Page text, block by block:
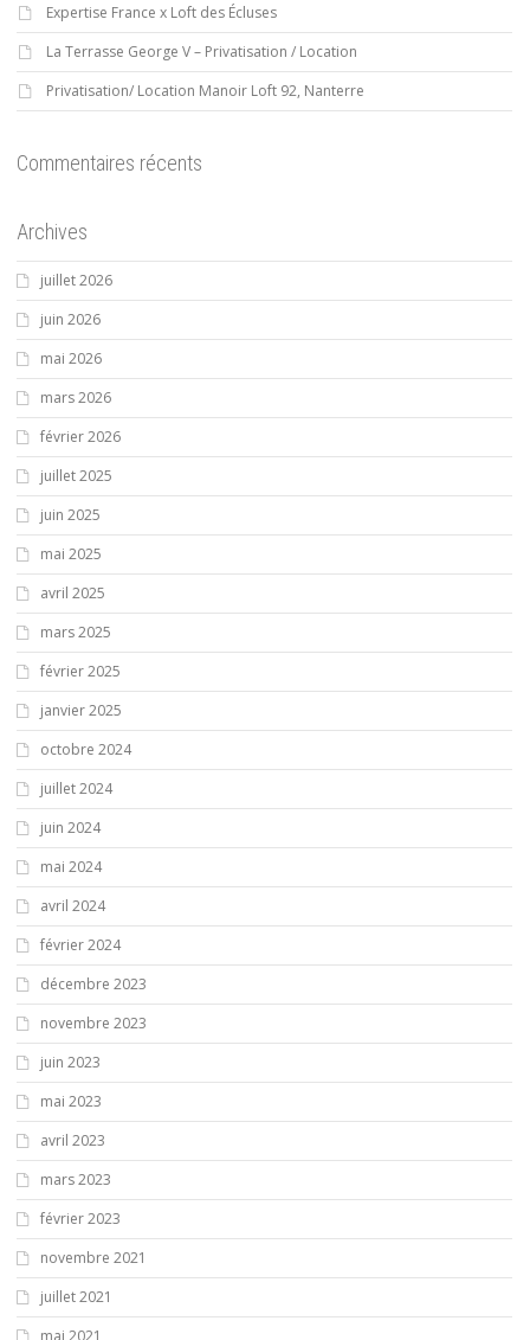
Expertise France x Loft des Écluses
La Terrasse George V – Privatisation / Location
Privatisation/ Location Manoir Loft 92, Nanterre
Commentaires récents
Archives
juillet 2026
juin 2026
mai 2026
mars 2026
février 2026
juillet 2025
juin 2025
mai 2025
avril 2025
mars 2025
février 2025
janvier 2025
octobre 2024
juillet 2024
juin 2024
mai 2024
avril 2024
février 2024
décembre 2023
novembre 2023
juin 2023
mai 2023
avril 2023
mars 2023
février 2023
novembre 2021
juillet 2021
mai 2021